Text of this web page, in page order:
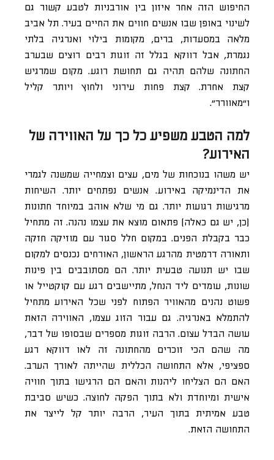
החיפוש הזה אחר איזון בין אורבניות לטבע קשור גם
לשינוי באופן שבו אנשים חווים את החיים בעיר. תל אביב
מלאה במסעדות, ברים, מקומות בילוי ואנרגיה בלתי
נגמרת, אבל דווקא בגלל זה זוגות רבים רוצים שבערב
החתונה שלהם תהיה גם תחושת רוגע. מקום שמרגיש
קצת אחרת. קצת פחות עירוני ולחוץ ויותר קליל
ו”מאוורר”.
למה הטבע משפיע כל כך על האווירה של
האירוע?
יש משהו בנוכחות של מים, עצים וצמחייה שמשנה לגמרי
את הדינמיקה באירוע. אנשים נפתחים יותר. השיחות
מרגישות רגועות יותר. גם מי שלא אוהב במיוחד חתונות
(כן, יש גם כאלה) פתאום מוצא את עצמו נהנה. זה מתחיל
כבר בקבלת הפנים. במקום חלל סגור עם מוזיקה חזקה
ותאורה דרמטית מהרגע הראשון, האורחים נכנסים למקום
שבו יש תנועה טבעית יותר. הם מסתובבים בין פינות
שונות, עומדים ליד הנחל, מתיישבים רגע עם קוקטייל או
פשוט נהנים מהאוויר הפתוח לפני שכל האירוע מתחיל
להתמלא באנרגיה. גם עבור הזוג עצמו, האווירה הזאת
עושה הבדל עצום. הרבה זוגות מספרים שבסופו של דבר,
מה שהם הכי זוכרים מהחתונה זה לאו דווקא רגע
ספציפי, אלא התחושה הכללית שהייתה לאורך הערב.
האם הם הצליחו ליהנות והאם הם הרגישו בתוך חוויה
אישית ומיוחדת ולא בתוך הפקה לחוצה. כשיש סביבת
טבע אמיתית בתוך העיר, הרבה יותר קל לייצר את
התחושה הזאת.